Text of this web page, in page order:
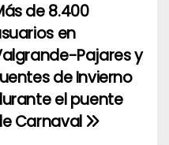
de 8.400
en
Pajares y
de Invierno
el puente
Carnaval